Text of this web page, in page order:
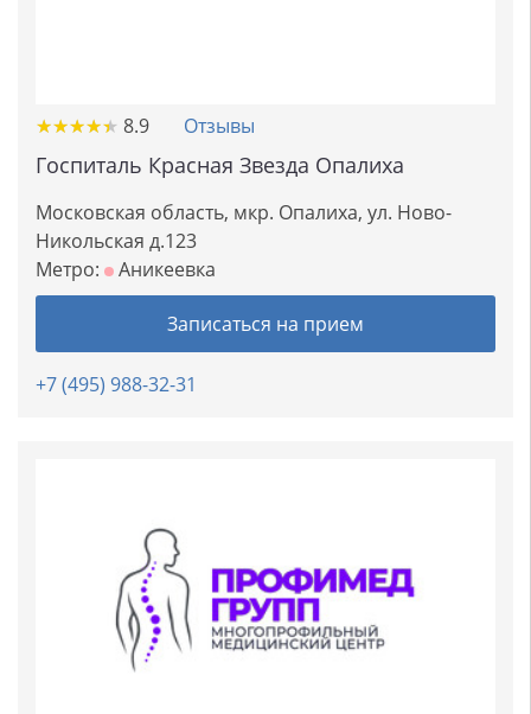
★★★★★
★★★★★ 8.9 Отзывы
Госпиталь Красная Звезда Опалиха
Московская область, мкр. Опалиха, ул. Ново-
Никольская д.123
Метро:
Аникеевка
Записаться на прием
+7 (495) 988-32-31